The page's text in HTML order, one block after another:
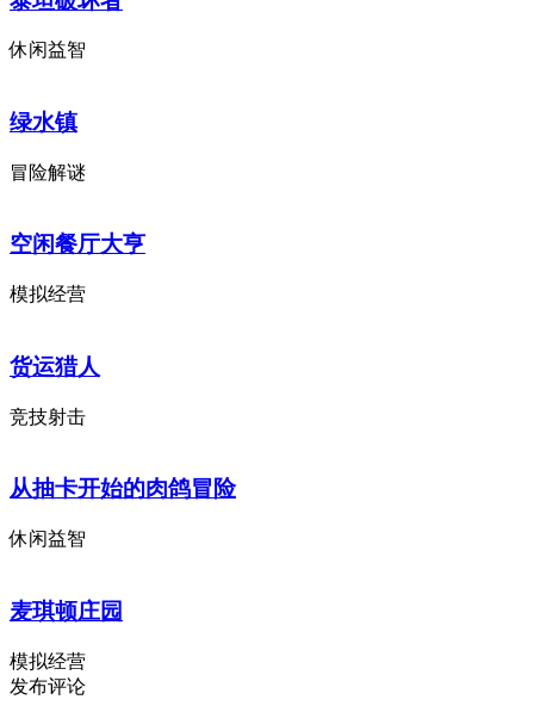
休闲益智
绿水镇
冒险解谜
空闲餐厅大亨
模拟经营
货运猎人
竞技射击
从抽卡开始的肉鸽冒险
休闲益智
麦琪顿庄园
模拟经营
发布评论